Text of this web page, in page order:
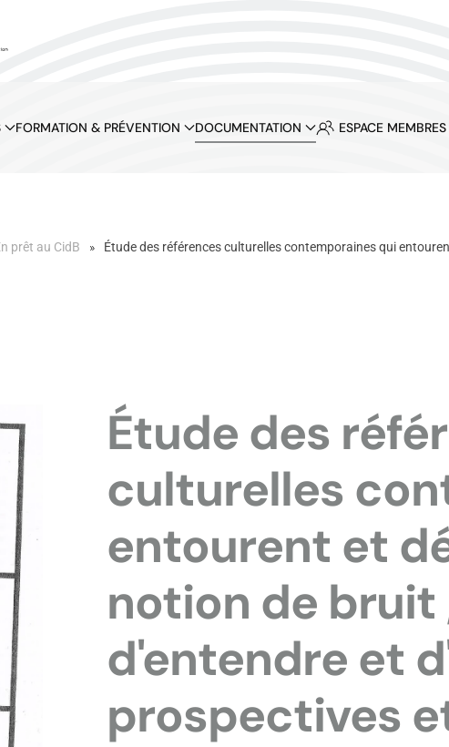
FORMATION & PRÉVENTION DOCUMENTATION ESPACE MEMBRES
prêt au CidB
Étude des références culturelles contemporaines qui
Étude des
culturelles
entourent et
notion de bruit
d'entendre et
prospectives